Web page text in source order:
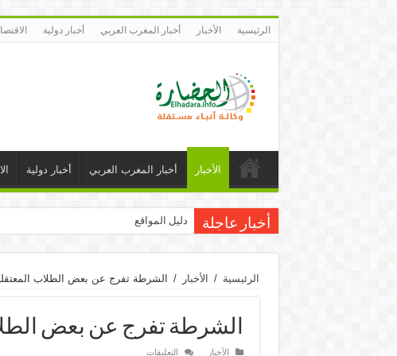
الرئيسية الأخبار أخبار المغرب العربي أخبار دولية
الأخبار أخبار المغرب العربي أخبار دولية
أخبار عاجلة دليل المواقع
الرئيسية / الأخبار / الشرطة تفرج عن بعض الطلاب
الشرطة تفرج عن بعض
الأخبار التعليقات